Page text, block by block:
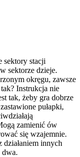
sektory stacji
sektorze dzieje.
okręgu, zawsze
Instrukcja nie
tak, żeby gra dobrze
pułapki,
zamienić ów
się wzajemnie.
innych
dwa.